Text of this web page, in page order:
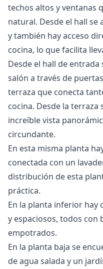
techos altos y ventanas
natural. Desde el hall se
y también hay acceso
cocina, lo que facilita
Desde el hall de
salón a través de
terraza que conecta
cocina. Desde la
increíble vista
circundante.
En esta misma planta
conectada con un
distribución de esta
práctica.
En la planta inferior
y espaciosos, todos con
empotrados.
En la planta baja se
de agua salada y un